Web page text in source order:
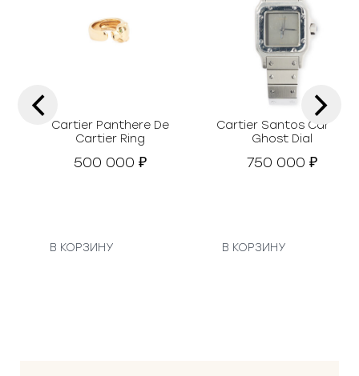
Cartier Panthere De
Cartier Ring
500 000 ₽
В КОРЗИНУ
Cartier Santos Carrée
Ghost Dial
750 000₽
В КОРЗИНУ
‹ ›